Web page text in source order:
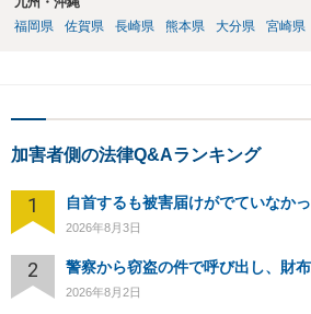
福岡県
佐賀県 長崎県 熊本県 大分県 宮崎県
加害者側の法律Q&Aランキング
1 自首するも被害届けがでていなか
2026年8月3日
2 警察から窃盗の件で呼び出し、財
2026年8月2日